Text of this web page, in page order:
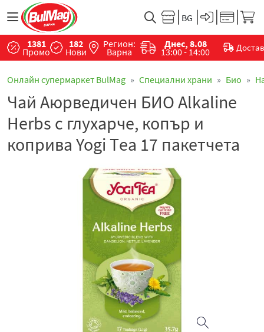
1381
Промо
182
Нови
Регион:
Варна
Днес, 8.08
13:00 - 14:00
Онлайн супермаркет BulMag Специални храни Био
Чай Аюрведичен БИО Alkaline
Herbs с глухарче, копър и
коприва Yogi Тea 17 пакетчета